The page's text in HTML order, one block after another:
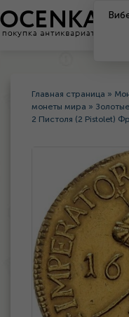
Главная страница »
монеты мира »
2 Пистоля (2 Pistolet)